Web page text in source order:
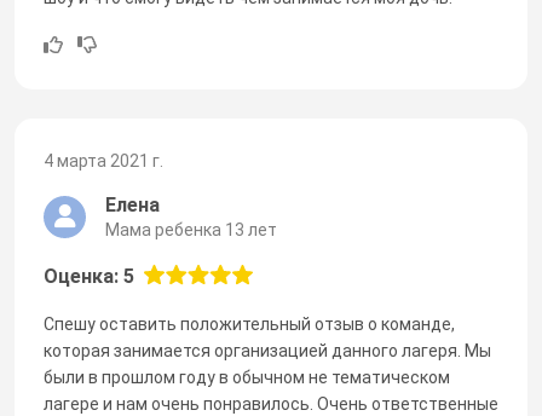
4 марта 2021 г.
Елена
Мама ребенка 13 лет
Оценка: 5
Спешу оставить положительный отзыв о команде,
которая занимается организацией данного лагеря. Мы
были в прошлом году в обычном не тематическом
лагере и нам очень понравилось. Очень ответственные